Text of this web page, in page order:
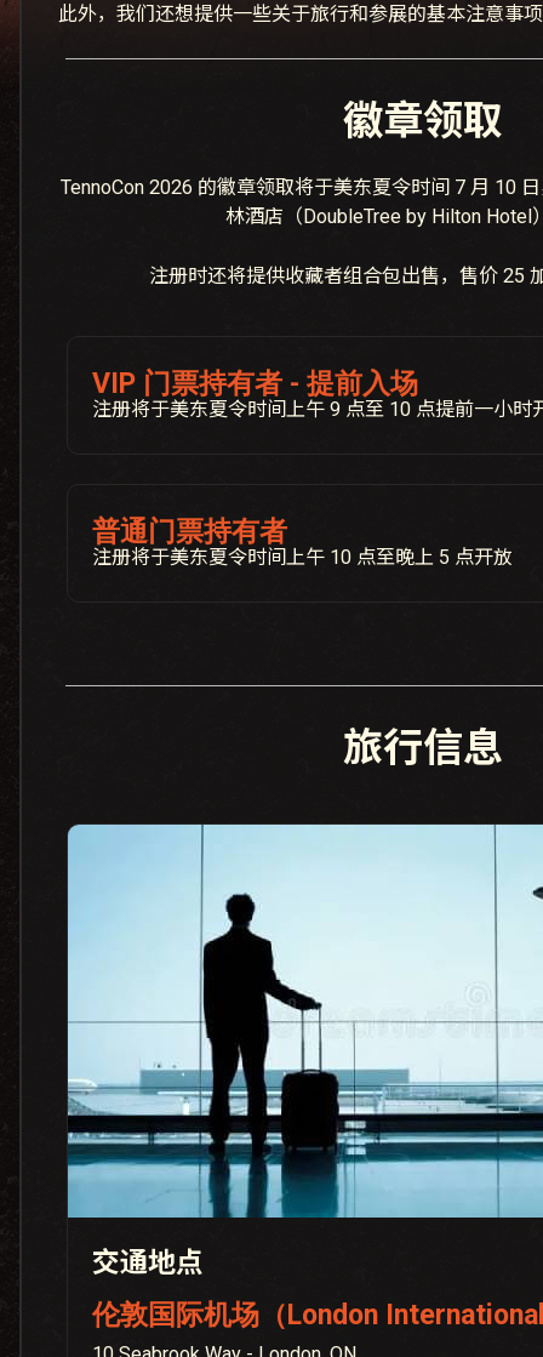
此外，我们还想提供一些关于旅行和参展的基本注意事
徽章领取
TennoCon 2026 的徽章领取将于美东夏令时间 7 月 10
林酒店（DoubleTree by Hilton Hotel
注册时还将提供收藏者组合包出售，售价 25
VIP 门票持有者 - 提前入场
注册将于美东夏令时间上午 9 点至 10 点提前一小时
普通门票持有者
注册将于美东夏令时间上午 10 点至晚上 5 点开放
旅行信息
交通地点
伦敦国际机场（London